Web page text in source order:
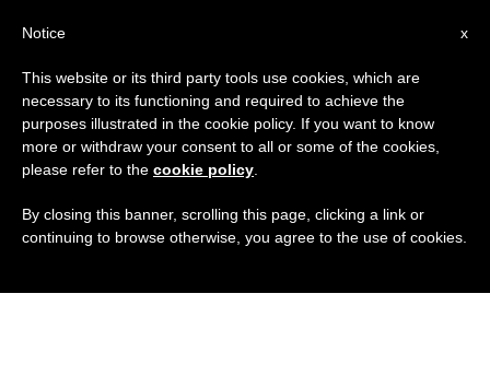
x
Notice
This website or its third party tools use cookies, which are
necessary to its functioning and required to achieve the
purposes illustrated in the cookie policy. If you want to know
more or withdraw your consent to all or some of the cookies,
please refer to the cookie policy
By closing this banner, scrolling this page, clicking a link or
continuing to browse otherwise, you agree to the use of cookies.